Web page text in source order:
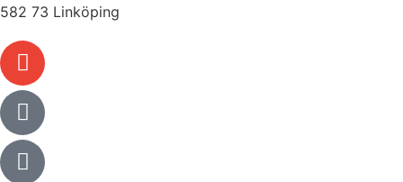
582 73 Linköping